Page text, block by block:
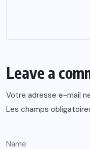
Leave a
Votre adresse e-mail
Les champs